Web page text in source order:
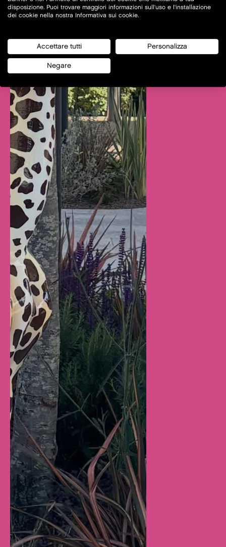
disposizione. Puoi trovare maggiori informazioni sull'uso e l'installazione
dei cookie nella nostra Informativa sui cookie.
Accettare tutti Personalizza
Negare